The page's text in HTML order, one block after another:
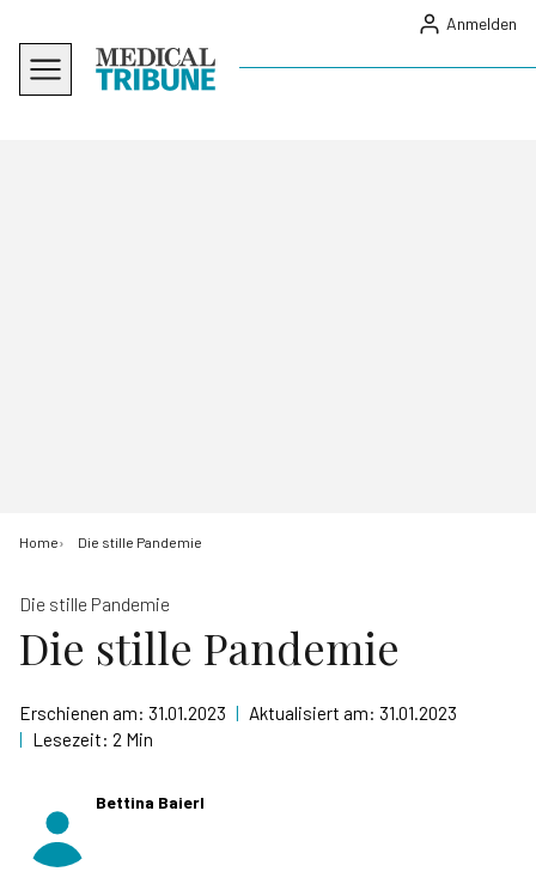
Anmelden
Home Die stille Pandemie
Die stille Pandemie
Die stille Pandemie
Erschienen am: 31.01.2023 | Aktualisiert am: 31.01.2023
| Lesezeit: 2 Min
Bettina Baierl